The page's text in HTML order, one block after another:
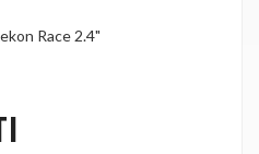
Race 2.4"